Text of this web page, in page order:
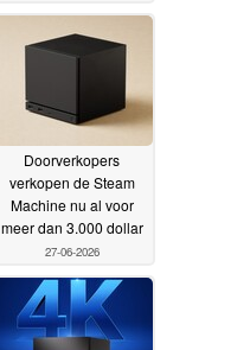
had kunnen oplossen
28-06-2026
Doorverkopers
verkopen de Steam
Machine nu al voor
meer dan 3.000 dollar
27-06-2026